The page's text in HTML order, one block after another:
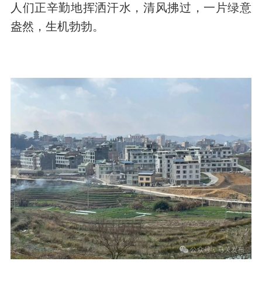
人们正辛勤地挥洒汗水，清风拂过，一片绿意
盎然，生机勃勃。